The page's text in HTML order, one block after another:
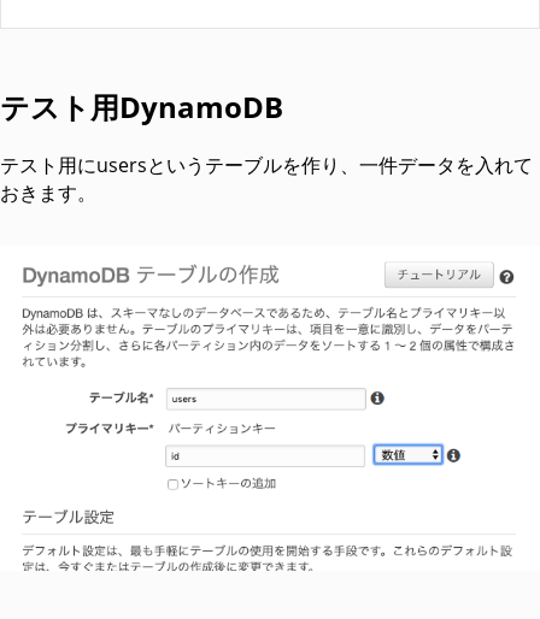
テスト用DynamoDB
テスト用にusersというテーブルを作り、一件データを入れて
おきます。